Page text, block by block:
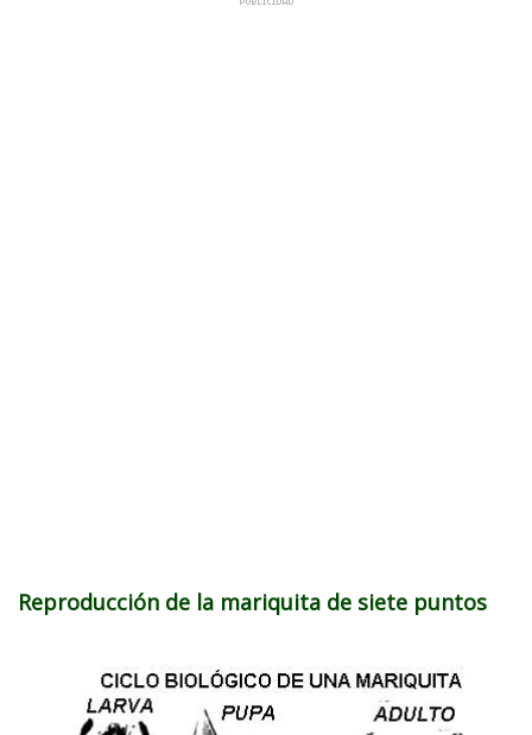
Reproducción de la mariquita de siete puntos